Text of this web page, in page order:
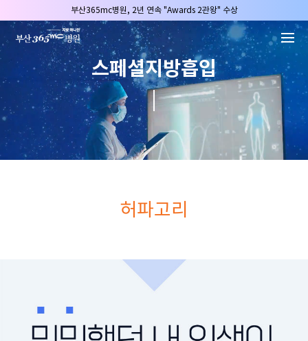
부산365mc병원, 8/15(토) 광복절 정상진료
부산365mc병원, 2년 연속 "Awards 2관왕" 수상
2025 "부산365mc 보건복지부 장관상" 수상!
부산365mc병원, 8/15(토) 광복절 정상진료
부산365mc병원, 2년 연속 "Awards 2관왕" 수상
2025 "부산365mc 보건복지부 장관상" 수상!
스페셜지방흡입
허파고리